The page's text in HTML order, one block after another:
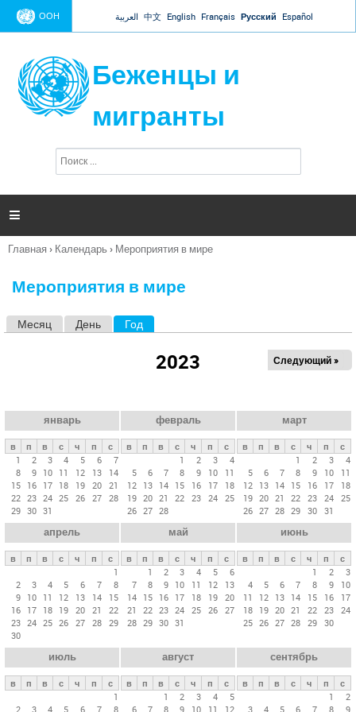
Jump to navigation
ООН العربية 中文 English Français Русский Español
Беженцы и
мигранты
п
и

Вы
Главная › Календарь › Мероприятия в мире
Мероприятия в мире
е
в
л
а
к
Месяц День Год
2023 Следующий »
январь
в п в с ч п
с
1
2 3 4 5 6
7
8
9 10 11 12 13
14
15 16 17 18 19 20 21
22 23 24 25 26 27 28
29 30 31
февраль
в п в с ч п
с
1
2 3
4
5
6 7 8 9 10
11
12 13 14 15 16 17
18
19 20 21 22 23 24 25
26 27 28
март
в п в с ч п
с
1
2 3
4
5
6 7 8 9 10
11
12 13 14 15 16 17
18
19 20 21 22 23 24 25
26 27 28 29 30 31
апрель
в п в с ч п
с
1
2
3 4 5 6 7
8
9 10 11 12 13 14
15
16 17 18 19 20 21
22
23 24 25 26 27 28 29
30
май
в п в с ч п
с
1
2 3 4 5
6
7
8 9 10 11 12
13
14 15 16 17 18 19 20
21
22 23 24 25 26 27
28 29 30 31
июнь
в п в с ч п
с
1
2
3
4
5 6 7 8 9
10
11
12 13 14 15 16
17
18 19 20 21 22 23 24
25 26 27 28 29 30
июль
в п в с ч п
с
1
2
3 4 5 6 7 8
август
в п в с ч п
с
1
2 3 4
5
6
7 8 9 10 11 12
сентябрь
в п в с ч п
с
1
2
3
4 5 6 7 8 9